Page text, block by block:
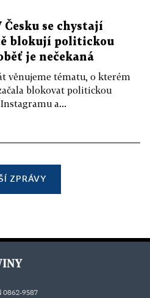
se chystají
blokují politickou
je nečekaná
věnujeme tématu, o kterém
blokovat politickou
a...
ZPRÁVY
0862-9587